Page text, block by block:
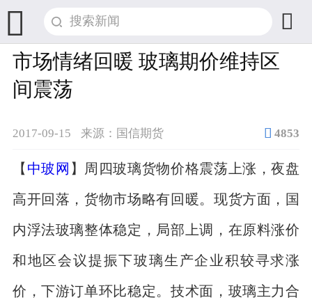
 
市场情绪回暖 玻璃期价维持区
间震荡
2017-09-15 来源：国信期货  4853
【 中玻网 】周四玻璃货物价格震荡上涨，夜盘
高开回落，货物市场略有回暖。现货方面，国
内浮法玻璃整体稳定，局部上调，在原料涨价
和地区会议提振下玻璃生产企业积较寻求涨
价，下游订单环比稳定。技术面，玻璃主力合